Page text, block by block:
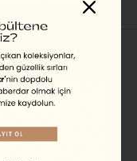
Ratajkowski
Yolları